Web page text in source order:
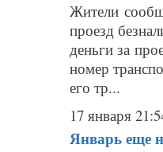
Жители
проезд
деньги за
номер
его тр...
17 января
Январь еще